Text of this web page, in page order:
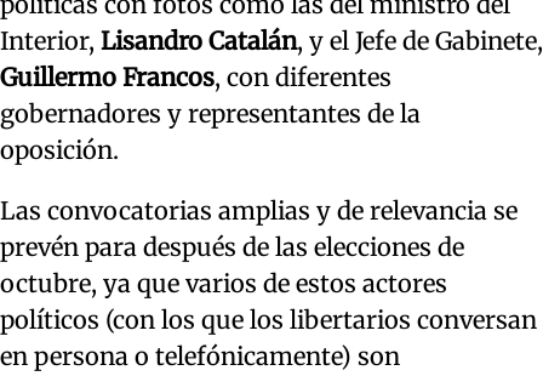
Interior, Lisandro Catalán, y el Jefe de Gabinete,
Guillermo Francos, con diferentes
gobernadores y representantes de la
oposición.
Las convocatorias amplias y de relevancia se
prevén para después de las elecciones de
octubre, ya que varios de estos actores
políticos (con los que los libertarios conversan
en persona o telefónicamente) son